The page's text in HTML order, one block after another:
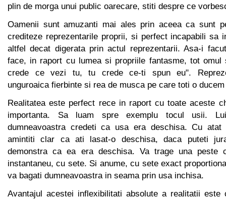
plin de morga unui public oarecare, stiti despre ce
Oamenii sunt amuzanti mai ales prin aceea ca sunt
crediteze reprezentarile proprii, si perfect incapabili sa
altfel decat digerata prin actul reprezentarii. Asa-i
face, in raport cu lumea si propriile fantasme, tot
crede ce vezi tu, tu crede ce-ti spun eu".
unguroaica fierbinte si rea de musca pe care toti o
Realitatea este perfect rece in raport cu toate aceste
importanta. Sa luam spre exemplu tocul usii.
dumneavoastra credeti ca usa era deschisa. Cu
amintiti clar ca ati lasat-o deschisa, daca puteti
demonstra ca ea era deschisa. Va trage una peste
instantaneu, cu sete. Si anume, cu sete exact
va bagati dumneavoastra in seama prin usa inchisa.
Avantajul acestei inflexibilitati absolute a realitatii este